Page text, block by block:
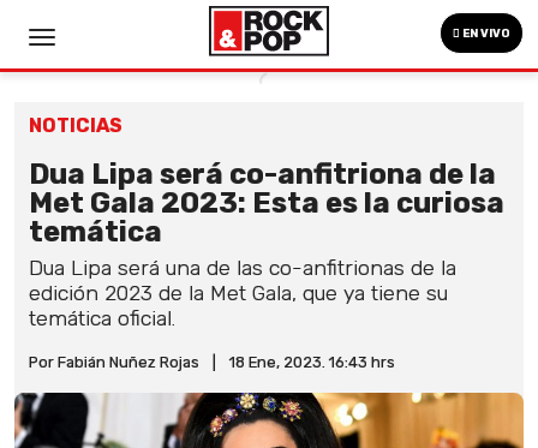
EN VIVO
NOTICIAS
Dua Lipa será co-anfitriona de la
Met Gala 2023: Esta es la curiosa
temática
Dua Lipa será una de las co-anfitrionas de la
edición 2023 de la Met Gala, que ya tiene su
temática oficial.
Por Fabián Nuñez Rojas 18 Ene, 2023. 16:43 hrs